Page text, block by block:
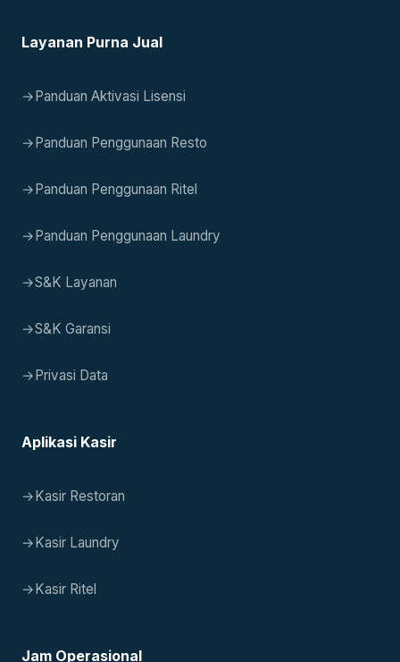
Layanan Purna Jual
→Panduan Aktivasi Lisensi
→Panduan Penggunaan Resto
→Panduan Penggunaan Ritel
→Panduan Penggunaan Laundry
→S&K Layanan
→S&K Garansi
→Privasi Data
Aplikasi Kasir
→Kasir Restoran
→Kasir Laundry
→Kasir Ritel
Jam Operasional